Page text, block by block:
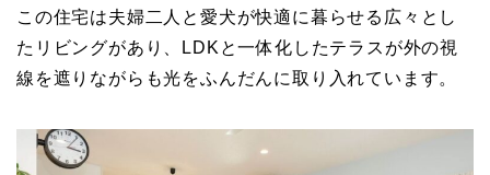
この住宅は夫婦二人と愛犬が快適に暮らせる広々とし
たリビングがあり、LDKと一体化したテラスが外の視
線を遮りながらも光をふんだんに取り入れています。